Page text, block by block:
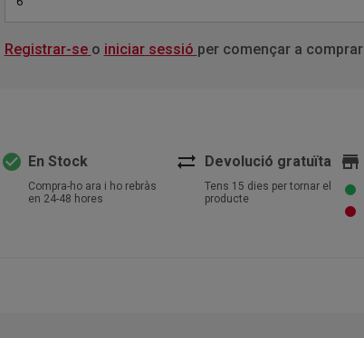
Registrar-se o iniciar sessió per començar a comprar
check_circle En Stock
Compra-ho ara i ho rebràs
en 24-48 hores
sync_alt Devolució gratuïta
Tens 15 dies per tornar el
producte
store